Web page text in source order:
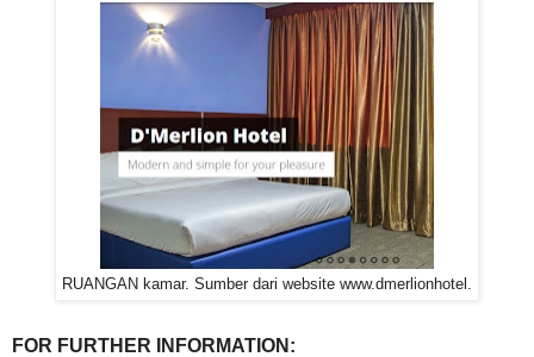
RUANGAN kamar. Sumber dari website www.dmerlionhotel.
FOR FURTHER INFORMATION: